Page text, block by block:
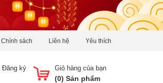
Chính sách Liên hệ Yêu thích
Giỏ hàng của bạn
(0) Sản phẩm
Đăng ký